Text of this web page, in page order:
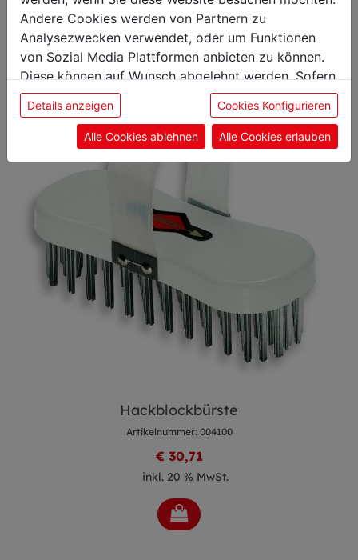
interessieren
Hackblockbürste
Artikelnummer: 004100
€ 30,71
inkl. 20 % MwSt.
Klingenschutz
Guard
Andere Cookies werden von Partnern zu
Analysezwecken verwendet, oder um Funktionen
von Sozial Media Plattformen anbieten zu können.
Diese können auf Wunsch abgelehnt werden. Sofern
sie unsere Webseite weiter nutzen, geben Sie
Einwilligung zu unseren Cookies.
Details anzeigen Cookies Konfigurieren
Alle Cookies ablehnen Alle Cookies erlauben